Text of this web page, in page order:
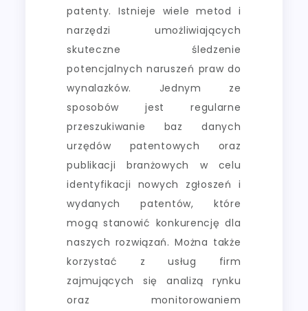
patenty. Istnieje wiele metod i
narzędzi umożliwiających
skuteczne śledzenie
potencjalnych naruszeń praw do
wynalazków. Jednym ze
sposobów jest regularne
przeszukiwanie baz danych
urzędów patentowych oraz
publikacji branżowych w celu
identyfikacji nowych zgłoszeń i
wydanych patentów, które
mogą stanowić konkurencję dla
naszych rozwiązań. Można także
korzystać z usług firm
zajmujących się analizą rynku
oraz monitorowaniem